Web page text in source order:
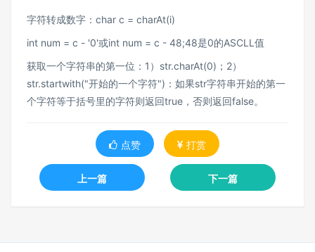
字符转成数字：char c = charAt(i)
int num = c - '0'或int num = c - 48;48是0的ASCLL值
获取一个字符串的第一位：1）str.charAt(0)；2）
str.startwith("开始的一个字符")：如果str字符串开始的第一
个字符等于括号里的字符则返回true，否则返回false。
点赞 打赏
上一篇 下一篇